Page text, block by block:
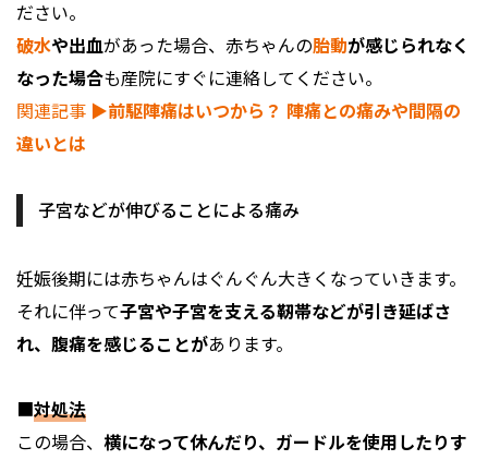
ださい。
破水や出血があった場合、赤ちゃんの胎動が感じられなく
なった場合も産院にすぐに連絡してください。
関連記事 ▶︎前駆陣痛はいつから？ 陣痛との痛みや間隔の
違いとは
子宮などが伸びることによる痛み
妊娠後期には赤ちゃんはぐんぐん大きくなっていきます。
それに伴って子宮や子宮を支える靭帯などが引き延ばさ
れ、腹痛を感じることがあります。
■対処法
この場合、 横になって休んだり、ガードルを使用したりす